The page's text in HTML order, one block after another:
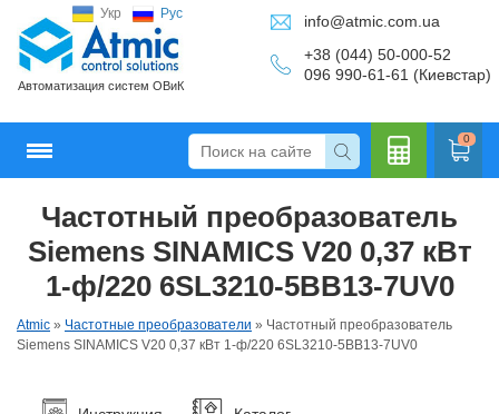
Укр Рус
Автоматизация систем ОВиК
info@atmic.com.ua
+38 (044) 50-000-52
096 990-61-61 (Киевстар)
0
лятор
Частотный преобразователь
Siemens SINAMICS V20 0,37 кВт
1-ф/220 6SL3210-5BB13-7UV0
Atmic » Частотные преобразователи » Частотный преобразователь
Siemens SINAMICS V20 0,37 кВт 1-ф/220 6SL3210-5BB13-7UV0